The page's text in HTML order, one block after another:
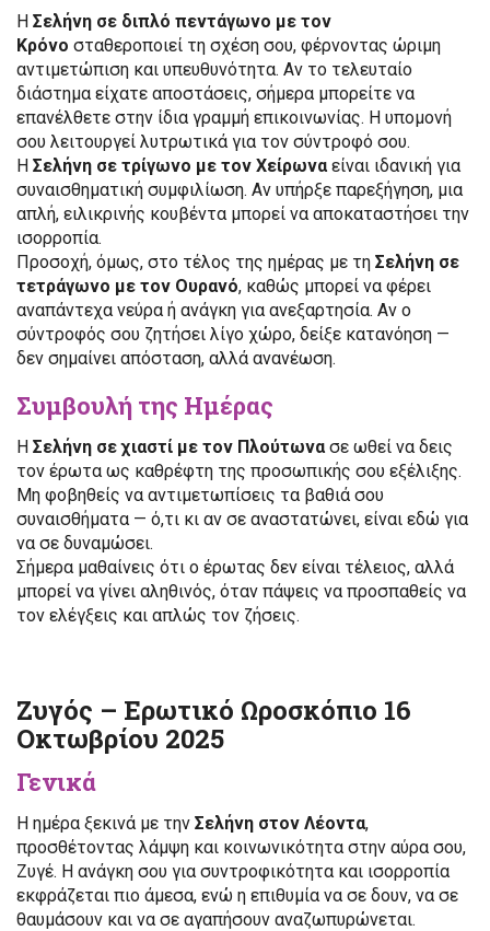
Η Σελήνη σε διπλό πεντάγωνο με τον
Κρόνο σταθεροποιεί τη σχέση σου, φέρνοντας ώριμη
αντιμετώπιση και υπευθυνότητα. Αν το τελευταίο
διάστημα είχατε αποστάσεις, σήμερα μπορείτε να
επανέλθετε στην ίδια γραμμή επικοινωνίας. Η υπομονή
σου λειτουργεί λυτρωτικά για τον σύντροφό σου.
Η Σελήνη σε τρίγωνο με τον Χείρωναείναι ιδανική για
συναισθηματική συμφιλίωση. Αν υπήρξε παρεξήγηση, μια
απλή, ειλικρινής κουβέντα μπορεί να αποκαταστήσει την
ισορροπία.
Προσοχή, όμως, στο τέλος της ημέρας με τη Σελήνη σε
τετράγωνο με τον Ουρανό, καθώς μπορεί να φέρει
αναπάντεχα νεύρα ή ανάγκη για ανεξαρτησία. Αν ο
σύντροφός σου ζητήσει λίγο χώρο, δείξε κατανόηση —
δεν σημαίνει απόσταση, αλλά ανανέωση.
Συμβουλή της Ημέρας
Η Σελήνη σε χιαστί με τον Πλούτωνασε ωθεί να δεις
τον έρωτα ως καθρέφτη της προσωπικής σου εξέλιξης.
Μη φοβηθείς να αντιμετωπίσεις τα βαθιά σου
συναισθήματα — ό,τι κι αν σε αναστατώνει, είναι εδώ για
να σε δυναμώσει.
Σήμερα μαθαίνεις ότι ο έρωτας δεν είναι τέλειος, αλλά
μπορεί να γίνει αληθινός, όταν πάψεις να προσπαθείς να
τον ελέγξεις και απλώς τον ζήσεις.
Ζυγός – Ερωτικό Ωροσκόπιο 16
Οκτωβρίου 2025
Γενικά
Η ημέρα ξεκινά με την Σελήνη στον Λέοντα,
προσθέτοντας λάμψη και κοινωνικότητα στην αύρα σου,
Ζυγέ. Η ανάγκη σου για συντροφικότητα και ισορροπία
εκφράζεται πιο άμεσα, ενώ η επιθυμία να σε δουν, να σε
θαυμάσουν και να σε αγαπήσουν αναζωπυρώνεται.